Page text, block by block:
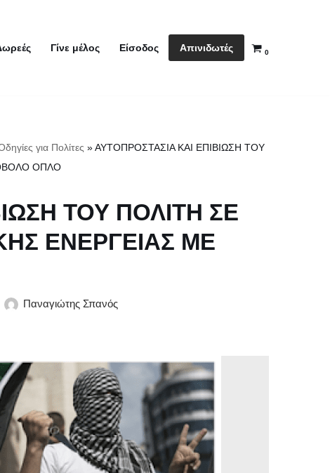
Γίνε μέλος Είσοδος Απινιδωτές 0
για Πολίτες »ΑΥΤΟΠΡΟΣΤΑΣΙΑ ΚΑΙ ΕΠΙΒΙΩΣΗ ΤΟΥ
ΟΠΛΟ
ΤΟΥ ΠΟΛΙΤΗ ΣΕ
ΕΝΕΡΓΕΙΑΣ ΜΕ
Παναγιώτης Σπανός